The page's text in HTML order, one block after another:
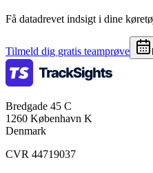
Få datadrevet indsigt i dine
Tilmeld dig gratis teamprøve
Bredgade 45 C
1260 København K
Denmark
CVR 44719037